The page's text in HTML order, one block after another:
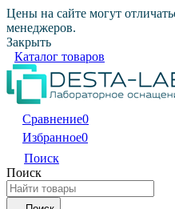
Цены на сайте могут
менеджеров.
Закрыть
Каталог товаров
Сравнение0
Избранное0
Поиск
Поиск